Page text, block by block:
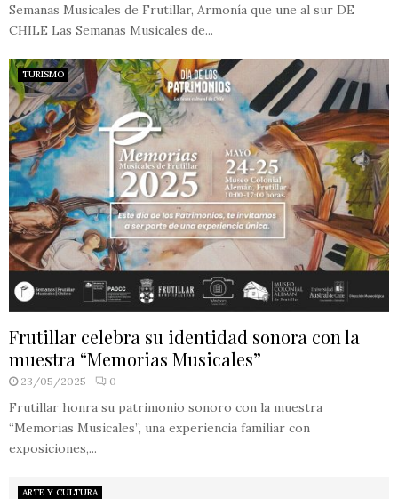
Semanas Musicales de Frutillar, Armonía que une al sur DE
CHILE Las Semanas Musicales de...
TURISMO
Frutillar celebra su identidad sonora con la
muestra “Memorias Musicales”
23/05/2025 0
Frutillar honra su patrimonio sonoro con la muestra
“Memorias Musicales”, una experiencia familiar con
exposiciones,...
ARTE Y CULTURA